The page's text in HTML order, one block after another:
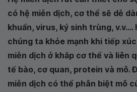
có hệ miễn dịch, cơ thể sẽ dễ
khuẩn, virus, ký sinh trùng,
chúng ta khỏe mạnh khi tiếp xúc
miễn dịch ở khắp cơ thể và liên
tế bào, cơ quan, protein và mô.
miễn dịch có thể phân biệt mô